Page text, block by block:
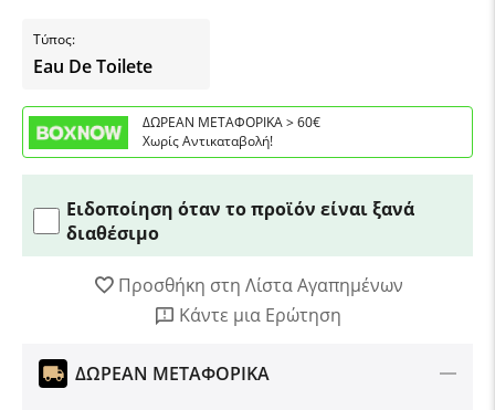
Τύπος:
Eau De Toilete
ΔΩΡΕΑΝ ΜΕΤΑΦΟΡΙΚΑ > 60€
Χωρίς Αντικαταβολή!
Ειδοποίηση όταν το προϊόν είναι ξανά
διαθέσιμο
Προσθήκη στη Λίστα Αγαπημένων
Κάντε μια Ερώτηση
ΔΩΡΕΑΝ ΜΕΤΑΦΟΡΙΚΑ